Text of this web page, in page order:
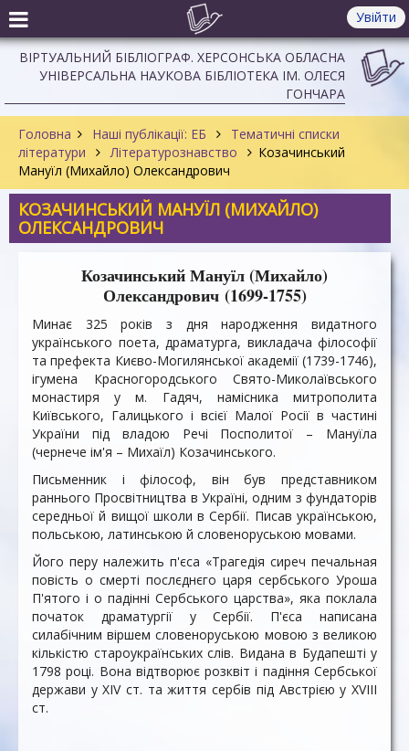
Увійти
ВІРТУАЛЬНИЙ БІБЛІОГРАФ. ХЕРСОНСЬКА ОБЛАСНА
УНІВЕРСАЛЬНА НАУКОВА БІБЛІОТЕКА ІМ. ОЛЕСЯ
ГОНЧАРА
Головна Наші публікації: ЕБ
Тематичні списки
літератури
Літературознавство
Козачинський
Мануїл (Михайло) Олександрович
КОЗАЧИНСЬКИЙ МАНУЇЛ (МИХАЙЛО)
ОЛЕКСАНДРОВИЧ
Козачинський Мануїл (Михайло)
Олександрович (1699-1755)
Минає 325 років з дня народження видатного
українського поета, драматурга, викладача філософії
та префекта Києво-Могилянської академії (1739-1746),
ігумена Красногородського Свято-Миколаївського
монастиря у м. Гадяч, намісника митрополита
Київського, Галицького і всієї Малої Росії в частині
України під владою Речі Посполитої – Мануїла
(чернече ім'я – Михаїл) Козачинського.
Письменник і філософ, він був представником
раннього Просвітництва в Україні, одним з фундаторів
середньої й вищої школи в Сербії. Писав українською,
польською, латинською й словеноруською мовами.
Його перу належить п'єса «Трагедія сиреч печальная
повість о смерті послєднєго царя сербського Уроша
П'ятого і о падінні Сербського царства», яка поклала
початок драматургії у Сербії. П'єса написана
силабічним віршем словеноруською мовою з великою
кількістю староукраїнських слів. Видана в Будапешті у
1798 році. Вона відтворює розквіт і падіння Сербської
держави у XIV ст. та життя сербів під Австрією у XVIII
ст.